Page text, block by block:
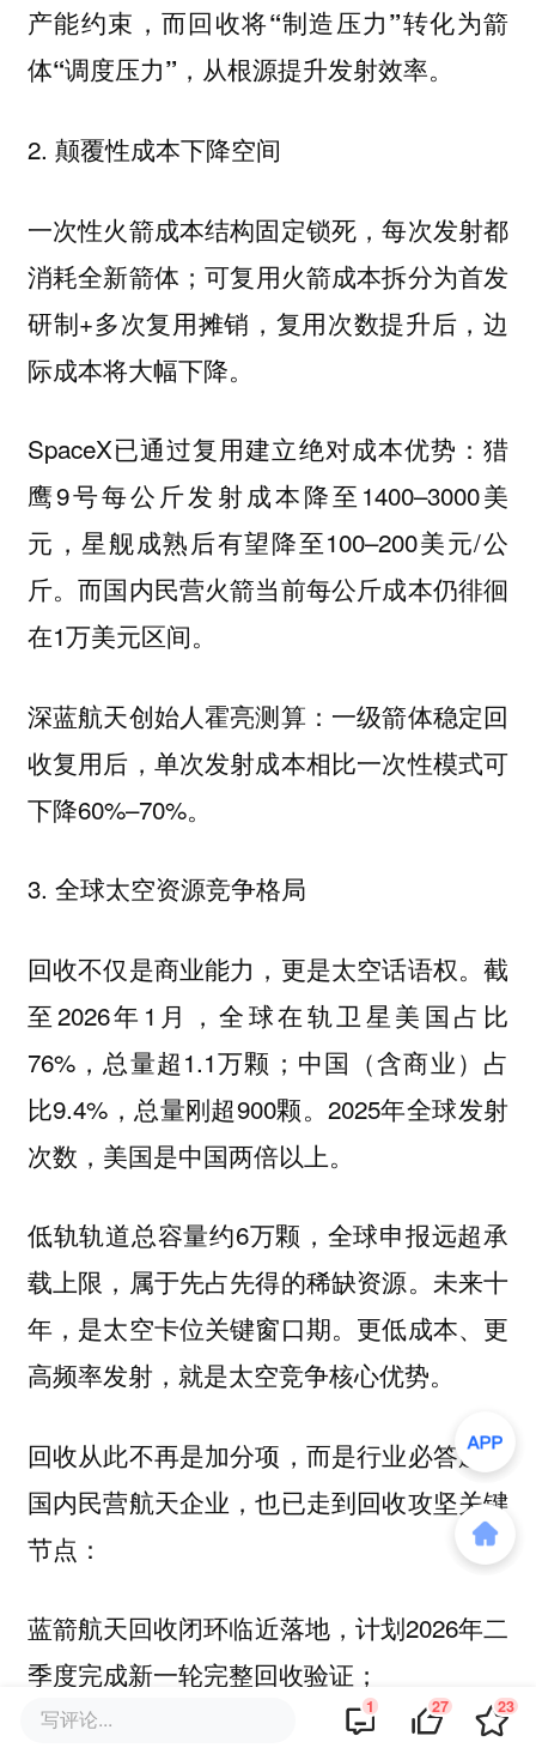
产能约束， 而回收将“制造压力”转化为箭
体“调度压力”， 从根源提升发射效率。
2. 颠覆性成本下降空间
一次性火箭成本结构固定锁死，每次发射都
消耗全新箭体；可复用火箭成本拆分为首发
研制+多次复用摊销，复用次数提升后，边
际成本将大幅下降。
SpaceX已通过复用建立绝对成本优势：猎
鹰9号每公斤发射成本降至1400–3000美
元，星舰成熟后有望降至100–200美元/公
斤。而国内民营火箭当前每公斤成本仍徘徊
在1万美元区间。
深蓝航天创始人霍亮测算：一级箭体稳定回
收复用后，单次发射成本相比一次性模式可
下降60%–70%。
3. 全球太空资源竞争格局
回收不仅是商业能力，更是太空话语权。截
至2026年1月，全球在轨卫星美国占比
76%，总量超1.1万颗；中国（含商业）占
比9.4%，总量刚超900颗。2025年全球发射
次数，美国是中国两倍以上。
低轨轨道总容量约6万颗，全球申报远超承
载上限，属于先占先得的稀缺资源。未来十
年，是太空卡位关键窗口期。更低成本、更
高频率发射，就是太空竞争核心优势。
回收从此不再是加分项，而是行业必答题。
国内民营航天企业，也已走到回收攻坚关键
节点：
蓝箭航天回收闭环临近落地，计划2026年二
季度完成新一轮完整回收验证；
写评论... 1 27 23